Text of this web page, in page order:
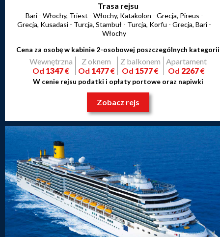
Trasa rejsu
Bari - Włochy, Triest - Włochy, Katakolon - Grecja, Pireus -
Grecja, Kusadasi - Turcja, Stambuł - Turcja, Korfu - Grecja, Bari -
Włochy
Cena za osobę w kabinie 2-osobowej poszczególnych kategorii
Wewnętrzna
Od 1347€
Z oknem
Od 1477€
Z balkonem
Od 1577€
Apartament
Od 2267€
W cenie rejsu podatki i opłaty portowe oraz napiwki
Zobacz rejs